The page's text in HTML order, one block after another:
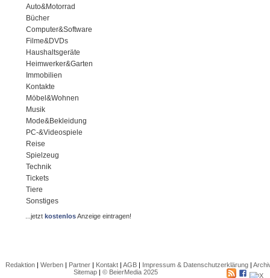
Auto&Motorrad
Bücher
Computer&Software
Filme&DVDs
Haushaltsgeräte
Heimwerker&Garten
Immobilien
Kontakte
Möbel&Wohnen
Musik
Mode&Bekleidung
PC-&Videospiele
Reise
Spielzeug
Technik
Tickets
Tiere
Sonstiges
...jetztkostenlosAnzeige eintragen!
Redaktion| Werben| Partner| Kontakt| AGB| Impressum & Datenschutzerklärung|
Sitemap |© BeierMedia 2025